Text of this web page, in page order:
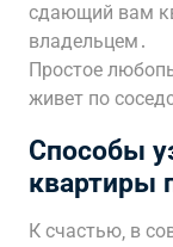
сдающий вам
владельцем․
Простое
живет по
Способы
квартиры
К счастью‚ в